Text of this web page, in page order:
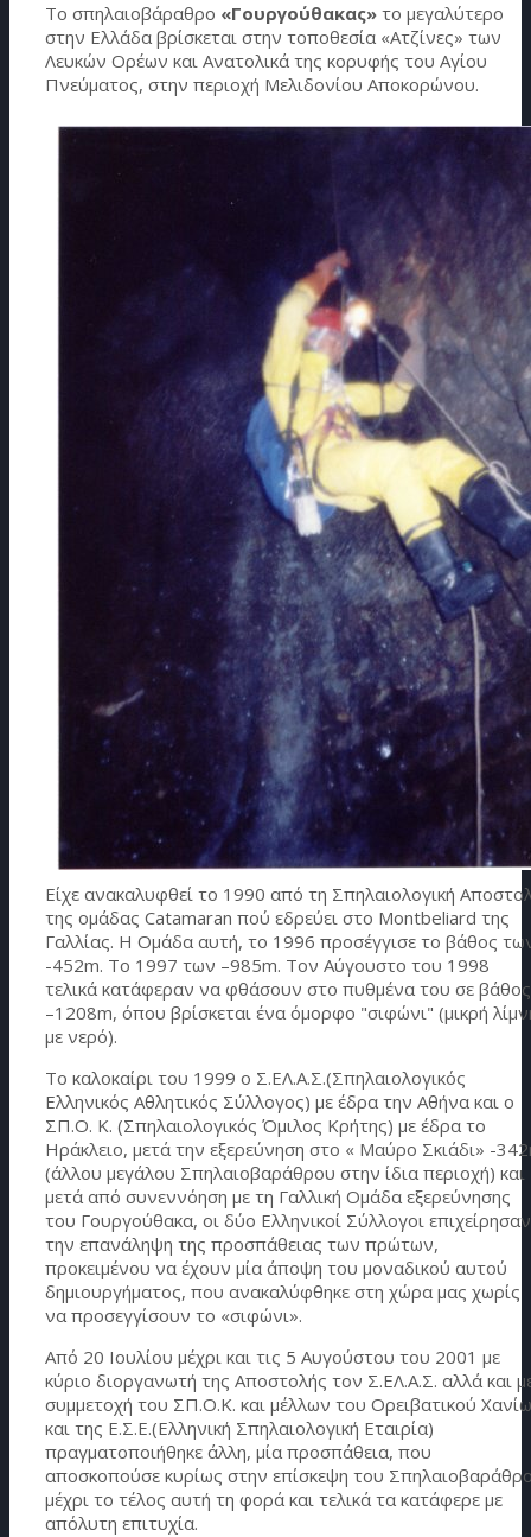
Το σπηλαιοβάραθρο «Γουργούθακας» το μεγαλύτερο
στην Ελλάδα βρίσκεται στην τοποθεσία «Ατζίνες» των
Λευκών Ορέων και Ανατολικά της κορυφής του Αγίου
Πνεύματος, στην περιοχή Μελιδονίου Αποκορώνου.
Είχε ανακαλυφθεί το 1990 από τη Σπηλαιολογική
της ομάδας Catamaran πού εδρεύει στο Μontbeliard της
Γαλλίας. Η Ομάδα αυτή, το 1996 προσέγγισε το βάθος
-452m. Το 1997 των –985m. Τον Αύγουστο του 1998
τελικά κατάφεραν να φθάσουν στο πυθμένα του σε βάθος
–1208m, όπου βρίσκεται ένα όμορφο "σιφώνι" (μικρή
με νερό).
Το καλοκαίρι του 1999 ο Σ.ΕΛ.Α.Σ.(Σπηλαιολογικός
Ελληνικός Αθλητικός Σύλλογος) με έδρα την Αθήνα και ο
ΣΠ.Ο. Κ. (Σπηλαιολογικός Όμιλος Κρήτης) με έδρα το
Ηράκλειο, μετά την εξερεύνηση στο « Μαύρο Σκιάδι» -
(άλλου μεγάλου Σπηλαιοβαράθρου στην ίδια περιοχή) και
μετά από συνεννόηση με τη Γαλλική Ομάδα εξερεύνησης
του Γουργούθακα, οι δύο Ελληνικοί Σύλλογοι επιχείρησαν
την επανάληψη της προσπάθειας των πρώτων,
προκειμένου να έχουν μία άποψη του μοναδικού αυτού
δημιουργήματος, που ανακαλύφθηκε στη χώρα μας χωρίς
να προσεγγίσουν το «σιφώνι».
Από 20 Ιουλίου μέχρι και τις 5 Αυγούστου του 2001 με
κύριο διοργανωτή της Αποστολής τον Σ.ΕΛ.Α.Σ. αλλά και
συμμετοχή του ΣΠ.Ο.Κ. και μέλλων του Ορειβατικού
και της Ε.Σ.Ε.(Ελληνική Σπηλαιολογική Εταιρία)
πραγματοποιήθηκε άλλη, μία προσπάθεια, που
αποσκοπούσε κυρίως στην επίσκεψη του
μέχρι το τέλος αυτή τη φορά και τελικά τα κατάφερε με
απόλυτη επιτυχία.